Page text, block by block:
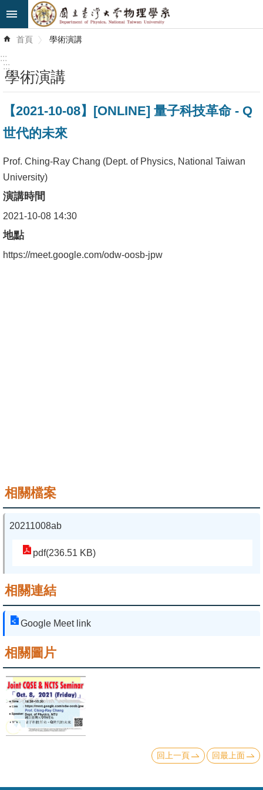
跳到主要內容區塊
階
最
新
消
息
系
所
簡
介
系
所
生
事
務
會
徵
才
相
關
研
究
單
位
首頁 學術演講
:::
:::
學術演講
【2021-10-08】[ONLINE] 量子科技革命 - Q
世代的未來
Prof. Ching-Ray Chang (Dept. of Physics, National Taiwan
University)
演講時間
2021-10-08 14:30
地點
https://meet.google.com/odw-oosb-jpw
相關檔案
20211008ab
pdf(236.51 KB)
相關連結
Google Meet link
相關圖片
回上一頁 回最上面